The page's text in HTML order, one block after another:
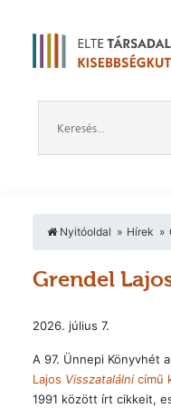
Nyitóoldal Hírek
Grendel
2026. július 7.
A 97. Ünnepi Könyvhét
Lajos Visszatalálni című
1991 között írt cikkeit,